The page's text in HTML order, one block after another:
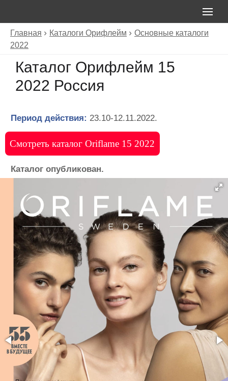
Главная Каталоги Орифлейм
Основные каталоги
2022
Каталог Орифлейм 15
2022 Россия
Период действия: 23.10-12.11.2022.
Смотреть каталог Oriflame 15 2022
Каталог опубликован.